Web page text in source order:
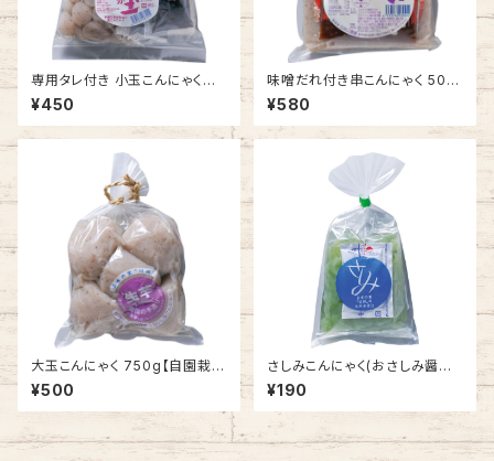
専用タレ付き 小玉こんにゃくセッ
ト 250g×2【自園栽培 生芋こ
んにゃく 三分玉】
¥450
味噌だれ付き串こんにゃく 500
g(250g × 2袋)【自園栽培 生
芋こんにゃく】
¥580
大玉こんにゃく 750g【自園栽
培 生芋こんにゃく】
¥500
さしみこんにゃく(おさしみ醤油
付き) 150g【自園栽培 生芋こ
んにゃく】
¥190